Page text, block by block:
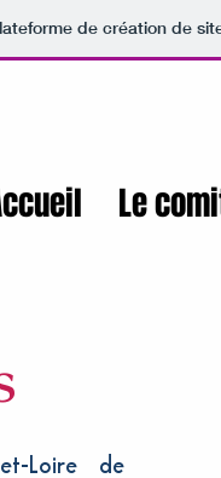
de création de
Le
Loire de